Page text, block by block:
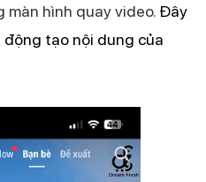
màn hình quay video. Đây
tạo nội dung của